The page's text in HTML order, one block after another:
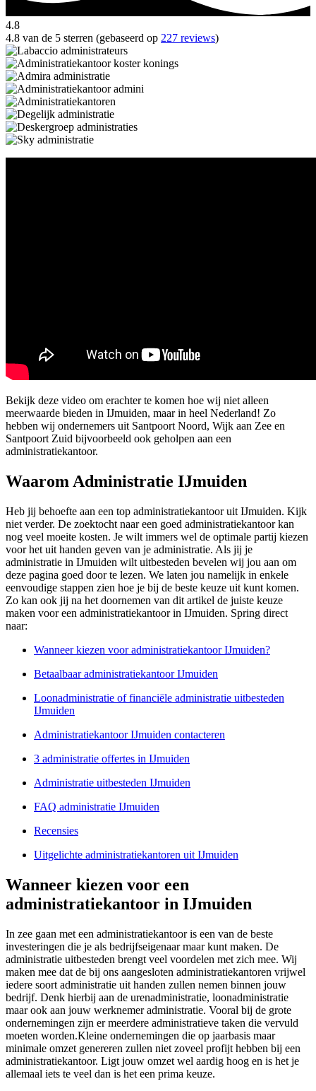
4.8
4.8 van de 5 sterren (gebaseerd op 227 reviews)
Bekijk deze video om erachter te komen hoe wij niet alleen
meerwaarde bieden in IJmuiden, maar in heel Nederland! Zo
hebben wij ondernemers uit Santpoort Noord, Wijk aan Zee en
Santpoort Zuid bijvoorbeeld ook geholpen aan een
administratiekantoor.
Waarom Administratie IJmuiden
Heb jij behoefte aan een top administratiekantoor uit IJmuiden. Kijk
niet verder. De zoektocht naar een goed administratiekantoor kan
nog veel moeite kosten. Je wilt immers wel de optimale partij kiezen
voor het uit handen geven van je administratie. Als jij je
administratie in IJmuiden wilt uitbesteden bevelen wij jou aan om
deze pagina goed door te lezen. We laten jou namelijk in enkele
eenvoudige stappen zien hoe je bij de beste keuze uit kunt komen.
Zo kan ook jij na het doornemen van dit artikel de juiste keuze
maken voor een administratiekantoor in IJmuiden. Spring direct
naar:
Wanneer kiezen voor administratiekantoor IJmuiden?
Betaalbaar administratiekantoor IJmuiden
Loonadministratie of financiële administratie uitbesteden
IJmuiden
Administratiekantoor IJmuiden contacteren
3 administratie offertes in IJmuiden
Administratie uitbesteden IJmuiden
FAQ administratie IJmuiden
Recensies
Uitgelichte administratiekantoren uit IJmuiden
Wanneer kiezen voor een
administratiekantoor in IJmuiden
In zee gaan met een administratiekantoor is een van de beste
investeringen die je als bedrijfseigenaar maar kunt maken. De
administratie uitbesteden brengt veel voordelen met zich mee. Wij
maken mee dat de bij ons aangesloten administratiekantoren vrijwel
iedere soort administratie uit handen zullen nemen binnen jouw
bedrijf. Denk hierbij aan de urenadministratie, loonadministratie
maar ook aan jouw werknemer administratie. Vooral bij de grote
ondernemingen zijn er meerdere administratieve taken die vervuld
moeten worden.Kleine ondernemingen die op jaarbasis maar
minimale omzet genereren zullen niet zoveel profijt hebben bij een
administratiekantoor. Ligt jouw omzet wel aardig hoog en is het je
allemaal iets te veel dan is het een prima keuze.